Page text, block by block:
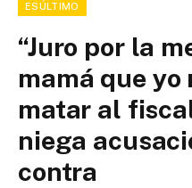
ESÚLTIMO
“Juro por la
mamá que yo
matar al
niega
contra